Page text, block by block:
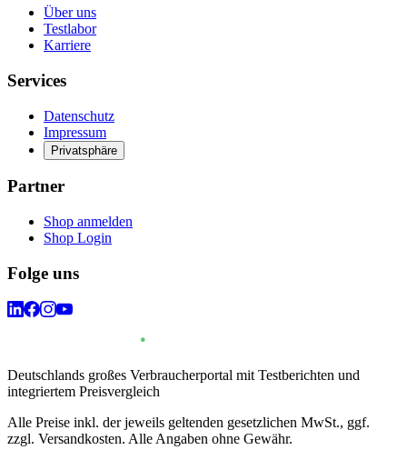
Über uns
Testlabor
Karriere
Services
Datenschutz
Impressum
Privatsphäre
Partner
Shop anmelden
Shop Login
Folge uns
Deutschlands großes Verbraucherportal mit Testberichten und
integriertem Preisvergleich
Alle Preise inkl. der jeweils geltenden gesetzlichen MwSt., ggf.
zzgl. Versandkosten. Alle Angaben ohne Gewähr.